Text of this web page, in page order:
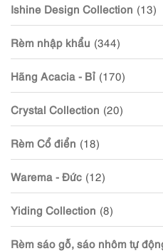
Ishine Design Collection (13)
Rèm nhập khẩu (344)
Hãng Acacia - Bỉ (170)
Crystal Collection (20)
Rèm Cổ điển (18)
Warema - Đức (12)
Yiding Collection (8)
Rèm sáo gỗ, sáo nhôm tự